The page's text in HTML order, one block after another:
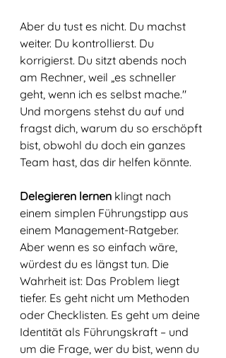
Aber du tust es nicht. Du machst
weiter. Du kontrollierst. Du
korrigierst. Du sitzt abends noch
am Rechner, weil „es schneller
geht, wenn ich es selbst mache."
Und morgens stehst du auf und
fragst dich, warum du so erschöpft
bist, obwohl du doch ein ganzes
Team hast, das dir helfen könnte.
Delegieren lernen klingt nach
einem simplen Führungstipp aus
einem Management-Ratgeber.
Aber wenn es so einfach wäre,
würdest du es längst tun. Die
Wahrheit ist: Das Problem liegt
tiefer. Es geht nicht um Methoden
oder Checklisten. Es geht um deine
Identität als Führungskraft – und
um die Frage, wer du bist, wenn du